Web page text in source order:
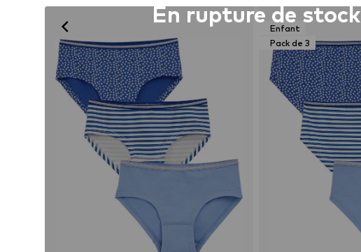
Enfant
Pack de 3
En rupture de stock